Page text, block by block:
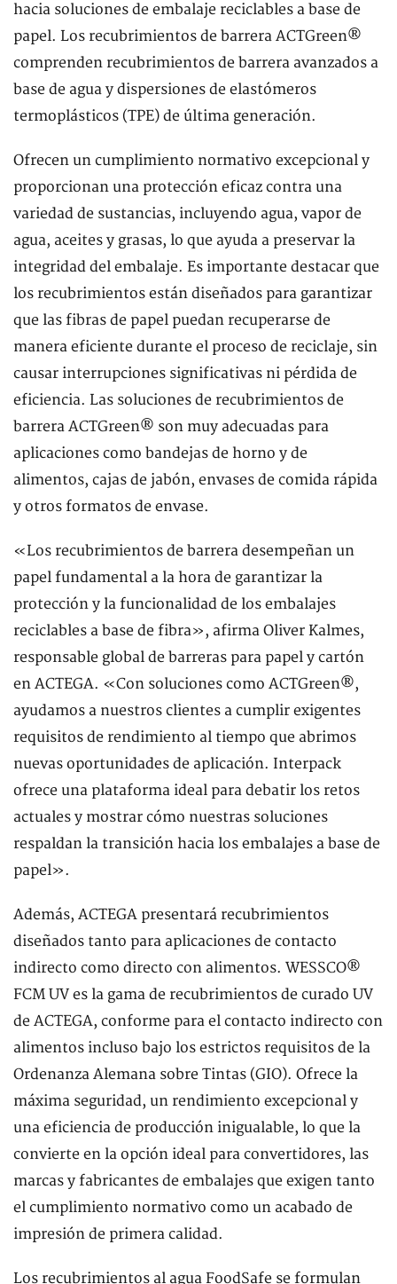
hacia soluciones de embalaje reciclables a base de
papel. Los recubrimientos de barrera ACTGreen®
comprenden recubrimientos de barrera avanzados a
base de agua y dispersiones de elastómeros
termoplásticos (TPE) de última generación.
Ofrecen un cumplimiento normativo excepcional y
proporcionan una protección eficaz contra una
variedad de sustancias, incluyendo agua, vapor de
agua, aceites y grasas, lo que ayuda a preservar la
integridad del embalaje. Es importante destacar que
los recubrimientos están diseñados para garantizar
que las fibras de papel puedan recuperarse de
manera eficiente durante el proceso de reciclaje, sin
causar interrupciones significativas ni pérdida de
eficiencia. Las soluciones de recubrimientos de
barrera ACTGreen® son muy adecuadas para
aplicaciones como bandejas de horno y de
alimentos, cajas de jabón, envases de comida rápida
y otros formatos de envase.
«Los recubrimientos de barrera desempeñan un
papel fundamental a la hora de garantizar la
protección y la funcionalidad de los embalajes
reciclables a base de fibra», afirma Oliver Kalmes,
responsable global de barreras para papel y cartón
en ACTEGA. «Con soluciones como ACTGreen®,
ayudamos a nuestros clientes a cumplir exigentes
requisitos de rendimiento al tiempo que abrimos
nuevas oportunidades de aplicación. Interpack
ofrece una plataforma ideal para debatir los retos
actuales y mostrar cómo nuestras soluciones
respaldan la transición hacia los embalajes a base de
papel».
Además, ACTEGA presentará recubrimientos
diseñados tanto para aplicaciones de contacto
indirecto como directo con alimentos. WESSCO®
FCM UV es la gama de recubrimientos de curado UV
de ACTEGA, conforme para el contacto indirecto con
alimentos incluso bajo los estrictos requisitos de la
Ordenanza Alemana sobre Tintas (GIO). Ofrece la
máxima seguridad, un rendimiento excepcional y
una eficiencia de producción inigualable, lo que la
convierte en la opción ideal para convertidores, las
marcas y fabricantes de embalajes que exigen tanto
el cumplimiento normativo como un acabado de
impresión de primera calidad.
Los recubrimientos al agua FoodSafe se formulan